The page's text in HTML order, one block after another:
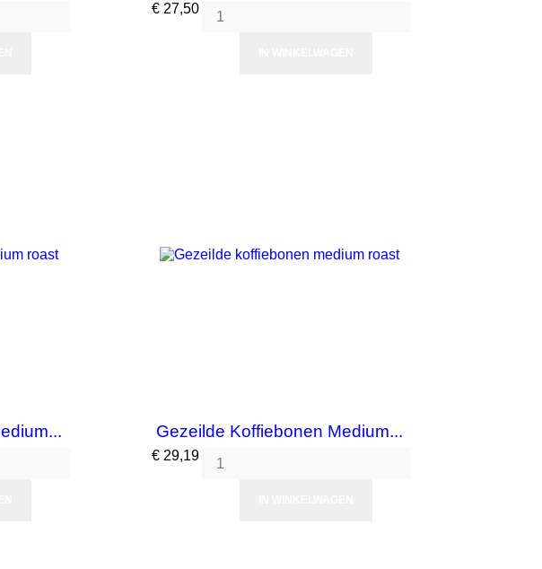
Prijs
€ 27,50
Gezeilde Koffiebonen Medium...
Prijs
€ 29,19